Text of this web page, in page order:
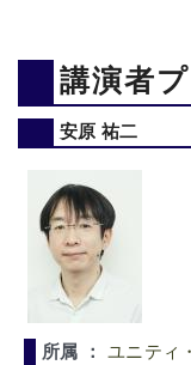
講演者
安原 祐二
所属 ： ユニティ